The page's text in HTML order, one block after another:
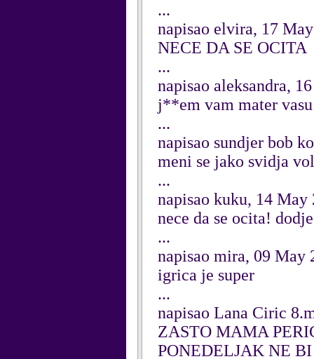
...
napisao elvira, 17
NECE DA SE OCITA
...
napisao aleksandra,
j**em vam mater
...
napisao sundjer bob
meni se jako svidja
...
napisao kuku, 14 May
nece da se ocita!
...
napisao mira, 09 May
igrica je super
...
napisao Lana Ciric
ZASTO MAMA
PONEDELJAK NE